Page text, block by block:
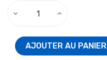
AJOUTER AU PANIER